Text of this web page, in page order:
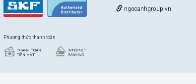
Phương thức thanh toán
ngocanhgroup.vn